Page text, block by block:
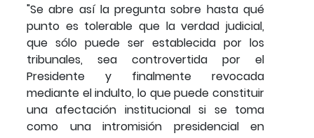
"Se abre así la pregunta sobre hasta qué
punto es tolerable que la verdad judicial,
que sólo puede ser establecida por los
tribunales, sea controvertida por el
Presidente y finalmente revocada
mediante el indulto, lo que puede constituir
una afectación institucional si se toma
como una intromisión presidencial en